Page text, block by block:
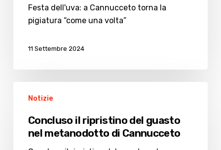
pigiatura
“come
volta”
Festa dell'uva: a Cannucceto torna la
pigiatura “come una volta”
11 Settembre 2024
guasto
Notizie
Concluso il ripristino del guasto
nel metanodotto di Cannucceto